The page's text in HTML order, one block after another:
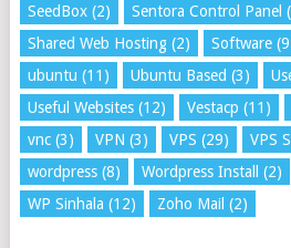
SeedBox(2) Sentora Control Panel
Shared Web Hosting(2) Software
ubuntu (11) Ubuntu Based (3)
Useful Websites(12) Vestacp (11)
vnc(3) VPN (3) VPS (29) VPS
wordpress(8) Wordpress Install (2)
WP Sinhala (12) Zoho Mail (2)